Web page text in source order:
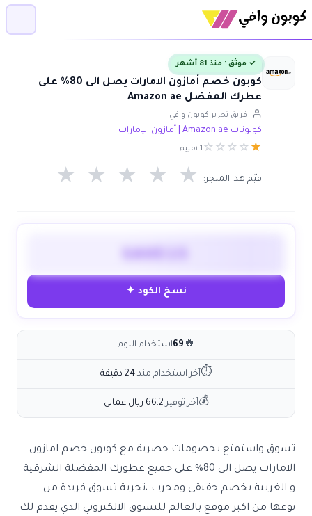
✓ موثق · منذ 81 أشهر
كوبون خصم أمازون الامارات يصل الى 80% على
عطرك المفضل Amazon ae
فريق تحرير كوبون وافي
كوبونات Amazon ae | أمازون الإمارات
★
☆
☆
☆
☆ 1 تقييم
قيّم هذا المتجر: ★ ★ ★ ★ ★
نسخ الكود ✦
🔥
69استخدام اليوم
⏱آخر استخدام منذ 24 دقيقة
💰آخر توفير 66.2 ريال عماني
تسوق واستمتع بخصومات حصرية مع كوبون خصم امازون
الامارات يصل الى 80% على جميع عطورك المفضلة الشرقية
و الغربية بخصم حقيقي ومجرب ،تجربة تسوق فريدة من
نوعها من اكبر موقع بالعالم للتسوق الالكتروني الذي يقدم لك